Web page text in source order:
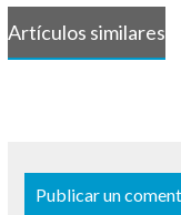
Artículos similares
Publicar un